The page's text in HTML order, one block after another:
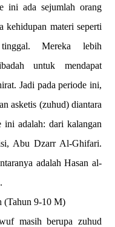
ini ada sejumlah orang
kehidupan materi seperti
Mereka lebih
untuk mendapat
Jadi pada periode ini,
asketis (zuhud) diantara
ini adalah: dari kalangan
Abu Dzarr Al-Ghifari.
adalah Hasan al-
(Tahun 9-10 M)
masih berupa zuhud